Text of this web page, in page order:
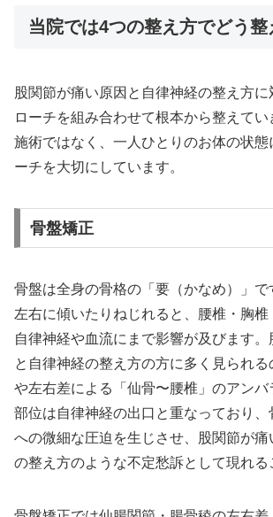
当院では4つの整え方でどう整
股関節が痛い原因と自律神経の整え方
ローチを組み合わせて根本から整えて
施術ではなく、一人ひとりのお体の状態
ーチを大切にしています。
骨盤矯正
骨盤は全身の骨格の「要（かなめ）」で
左右に傾いたりねじれると、腰椎・胸椎
自律神経や血流にまで影響が及びます。
と自律神経の整え方の方に多く見られ
や左右差による「仙骨〜腰椎」のアン
部位は自律神経の出口と重なっており、
への微細な圧迫を生じさせ、股関節が痛
の整え方のような不定愁訴として現れる